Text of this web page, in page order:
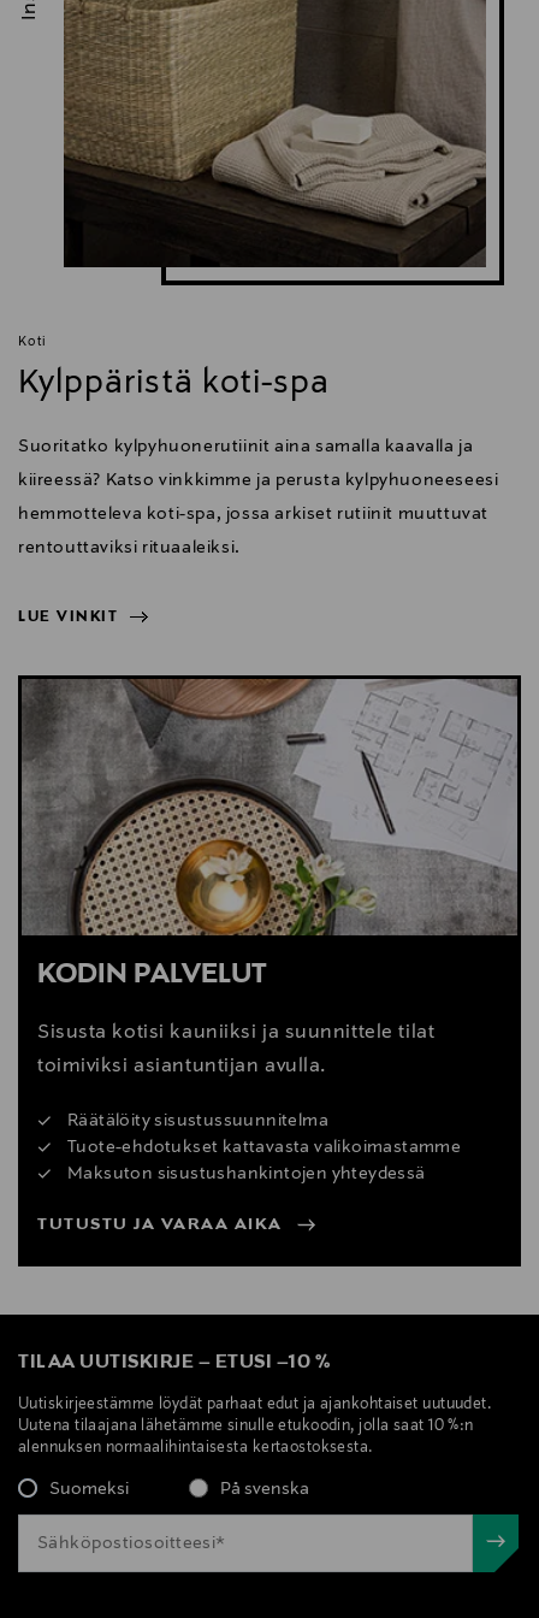
Koti
Kylppäristä koti-spa
Suoritatko kylpyhuonerutiinit aina samalla kaavalla ja
kiireessä? Katso vinkkimme ja perusta kylpyhuoneeseesi
hemmotteleva koti-spa, jossa arkiset rutiinit muuttuvat
rentouttaviksi rituaaleiksi.
LUE VINKIT
LUE VINKIT
KODIN PALVELUT
Sisusta kotisi kauniiksi ja suunnittele tilat
toimiviksi asiantuntijan avulla.
Räätälöity sisustussuunnitelma
Tuote-ehdotukset kattavasta valikoimastamme
Maksuton sisustushankintojen yhteydessä
TUTUSTU JA VARAA AIKA
TILAA UUTISKIRJE – ETUSI –10 %
Uutiskirjeestämme löydät parhaat edut ja ajankohtaiset uutuudet.
Uutena tilaajana lähetämme sinulle etukoodin, jolla saat 10 %:n
alennuksen normaalihintaisesta kertaostoksesta.
Suomeksi På svenska